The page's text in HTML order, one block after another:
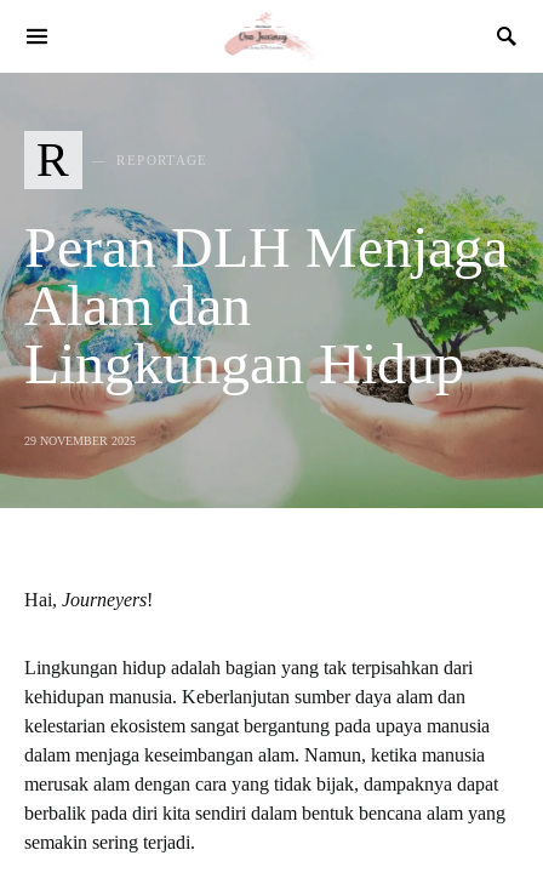
SEARCH FOR:
R REPORTAGE
Peran DLH Menjaga
Alam dan
Lingkungan Hidup
29 NOVEMBER 2025
Hai, Journeyers!
Lingkungan hidup adalah bagian yang tak terpisahkan dari
kehidupan manusia. Keberlanjutan sumber daya alam dan
kelestarian ekosistem sangat bergantung pada upaya manusia
dalam menjaga keseimbangan alam. Namun, ketika manusia
merusak alam dengan cara yang tidak bijak, dampaknya dapat
berbalik pada diri kita sendiri dalam bentuk bencana alam yang
semakin sering terjadi.